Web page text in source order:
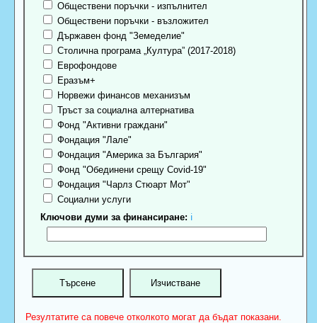
Обществени поръчки - изпълнител
Обществени поръчки - възложител
Държавен фонд "Земеделие"
Столична програма „Култура” (2017-2018)
Еврофондове
Еразъм+
Норвежи финансов механизъм
Тръст за социална алтернатива
Фонд "Активни граждани"
Фондация "Лале"
Фондация "Америка за България"
Фонд "Обединени срещу Covid-19"
Фондация "Чарлз Стюарт Мот"
Социални услуги
Ключови думи за финансиране: ℹ
Резултатите са повече отколкото могат да бъдат показани.